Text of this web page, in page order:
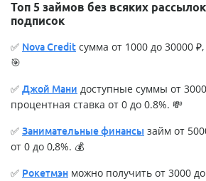
Топ 5 займов без всяких
подписок
✅ Nova Credit сумма от 1000 до 30000 ₽,
🎯
✅ Джой Мани доступные суммы от
процентная ставка от 0 до 0.8%. 💸
✅ Занимательные финансы займ от
от 0 до 0,8%. 💰
✅ Рокетмэн можно получить от 3000